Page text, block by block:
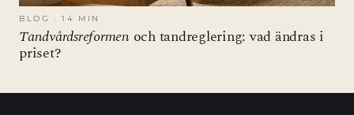
BLOG · 14 MIN
Tandvårdsreformen och tandreglering: vad ändras i
priset?